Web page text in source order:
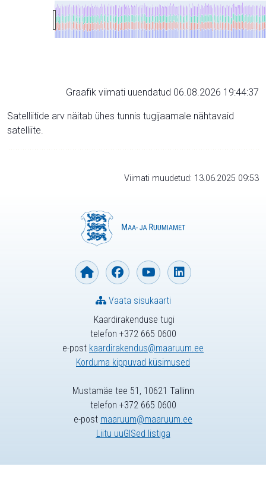
Graafik viimati uuendatud 06.08.2026 19:44:37
Satelliitide arv näitab ühes tunnis tugijaamale nähtavaid
satelliite.
Viimati muudetud: 13.06.2025 09:53
Kaardirakenduse tugi
telefon +372 665 0600
e-post kaardirakendus@maaruum.ee
Korduma kippuvad küsimused
Vaata sisukaarti
Mustamäe tee 51, 10621 Tallinn
telefon +372 665 0600
e-post maaruum@maaruum.ee
Liitu uuGISed listiga